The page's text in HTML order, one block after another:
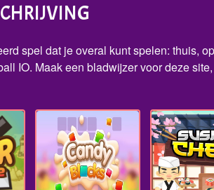
spel dat je overal kunt spelen: thuis,
IO. Maak een bladwijzer voor deze